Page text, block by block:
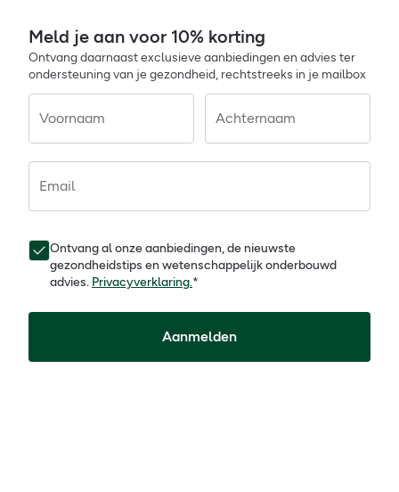
Meld je aan voor 10% korting
Ontvang daarnaast exclusieve aanbiedingen en advies ter
ondersteuning van je gezondheid, rechtstreeks in je mailbox
Voornaam Achternaam
Email
Ontvang al onze aanbiedingen, de nieuwste
gezondheidstips en wetenschappelijk onderbouwd
advies. Privacyverklaring.*
Aanmelden